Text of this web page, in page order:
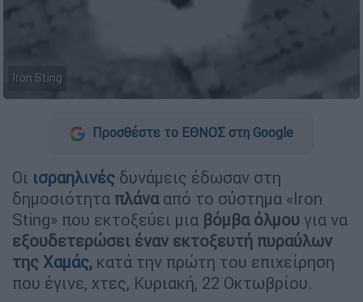
Iron Sting
Προσθέστε το ΕΘΝΟΣ στη Google
Οι ισραηλινές δυνάμεις έδωσαν στη
δημοσιότητα πλάνααπό το σύστημα «Iron
Sting» που εκτοξεύει μια βόμβα όλμου για να
εξουδετερώσει έναν εκτοξευτή πυραύλων
της Χαμάς, κατά την πρώτη του επιχείρηση
που έγινε, χτες, Κυριακή, 22 Οκτωβρίου.